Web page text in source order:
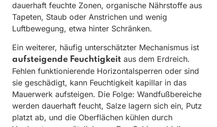
dauerhaft feuchte Zonen, organische Nährstoffe aus
Tapeten, Staub oder Anstrichen und wenig
Luftbewegung, etwa hinter Schränken.
Ein weiterer, häufig unterschätzter Mechanismus ist
aufsteigende Feuchtigkeit aus dem Erdreich.
Fehlen funktionierende Horizontalsperren oder sind
sie geschädigt, kann Feuchtigkeit kapillar in das
Mauerwerk aufsteigen. Die Folge: Wandfußbereiche
werden dauerhaft feucht, Salze lagern sich ein, Putz
platzt ab, und die Oberflächen kühlen durch